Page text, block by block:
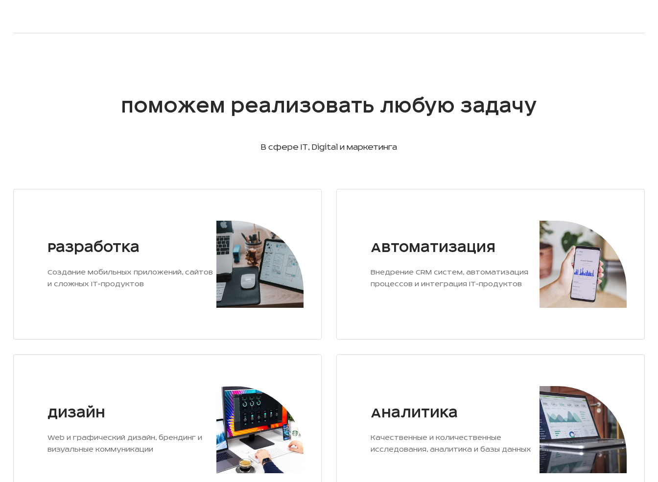
Поможем реализовать любую задачу
В сфере IT, Digital и маркетинга
Разработка
Создание мобильных приложений, сайтов
и сложных IT-продуктов
Автоматизация
Внедрение CRM систем, автоматизация
процессов и интеграция IT-продуктов
Дизайн
Web и графический дизайн, брендинг и
визуальные коммуникации
Аналитика
Качественные и количественные
исследования, аналитика и базы данных